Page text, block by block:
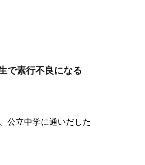
で素行不良になる
公立中学に通いだした